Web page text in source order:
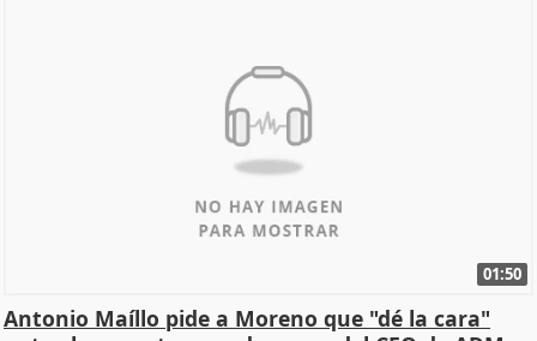
01:50
Antonio Maíllo pide a Moreno que "dé la cara"